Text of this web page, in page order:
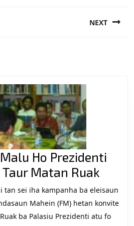
NEXT
Ho Prezidenti
Matan Ruak
Malu
Ho
tan sei iha kampanha ba eleisaun
Mahein (FM) hetan konvite
ba Palasiu Prezidenti atu fo